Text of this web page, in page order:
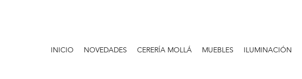
INICIO NOVEDADES CERERÍA MOLLÁ MUEBLES ILUMINACIÓN